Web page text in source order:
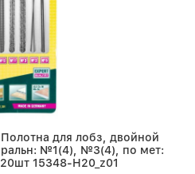
для лобз, двойной
№1(4), №3(4), по мет:
15348-H20_z01